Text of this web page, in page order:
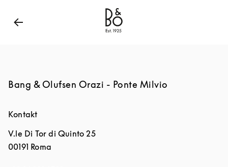
Bang & Olufsen - Exist to Create
Bang & Olufsen Orazi - Ponte Milvio
Kontakt
V.le Di Tor di Quinto 25
00191 Roma